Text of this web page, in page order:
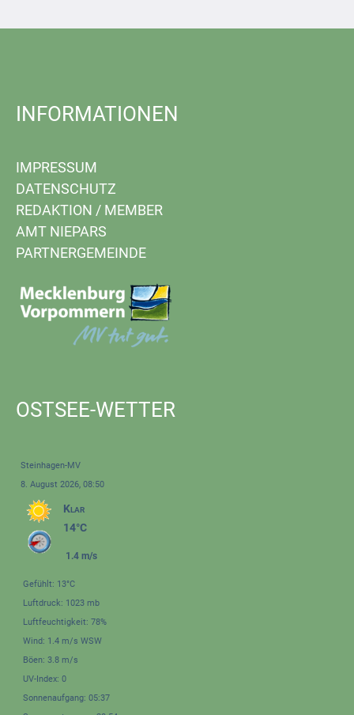
INFORMATIONEN
IMPRESSUM
DATENSCHUTZ
REDAKTION / MEMBER
AMT NIEPARS
PARTNERGEMEINDE
OSTSEE-WETTER
Steinhagen-MV
8. August 2026, 08:50
Klar
14°C
1.4 m/s
Gefühlt: 13°C
Luftdruck: 1023 mb
Luftfeuchtigkeit: 78%
Wind: 1.4 m/s WSW
Böen: 3.8 m/s
UV-Index: 0
Sonnenaufgang: 05:37